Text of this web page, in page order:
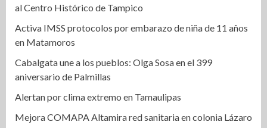
al Centro Histórico de Tampico
Activa IMSS protocolos por embarazo de niña de 11 años
en Matamoros
Cabalgata une a los pueblos: Olga Sosa en el 399
aniversario de Palmillas
Alertan por clima extremo en Tamaulipas
Mejora COMAPA Altamira red sanitaria en colonia Lázaro